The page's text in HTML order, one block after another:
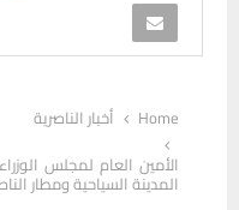
Home
أخبار الناصرية
الأمين العام لمجلس
المدينة السياحية ومطار